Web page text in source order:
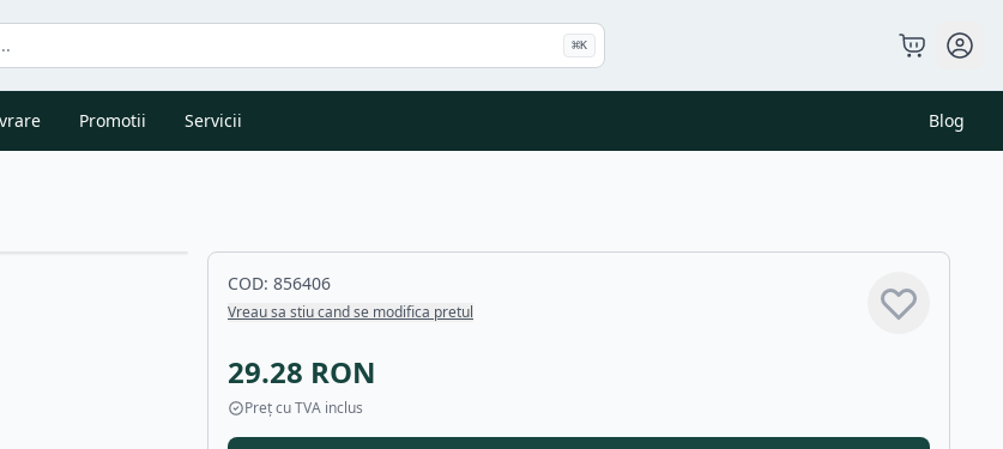
⌘K
Promotii Servicii Blog
COD: 856406
Vreau sa stiu cand se modifica pretul
29.28 RON
Preț cu TVA inclus